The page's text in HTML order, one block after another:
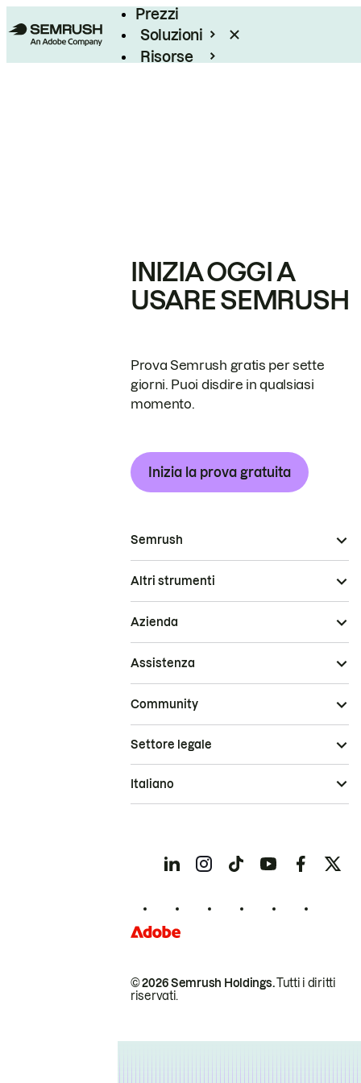
Prezzi
Soluzioni
Risorse
INIZIA OGGI A
USARE SEMRUSH
Prova Semrush gratis per sette
giorni. Puoi disdire in qualsiasi
momento.
Inizia la prova gratuita
Semrush
Altri strumenti
Azienda
Assistenza
Community
© 2026 Semrush Holdings.Tutti i diritti
riservati.
Settore legale
Italiano